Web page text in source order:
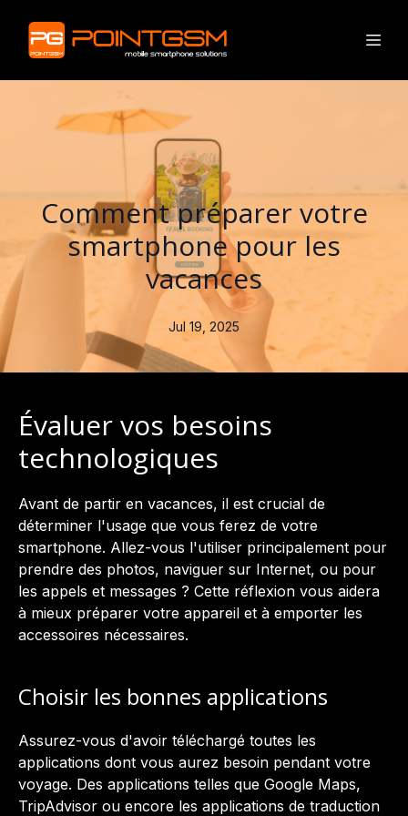
Comment préparer votre
smartphone pour les
vacances
Jul 19, 2025
Évaluer vos besoins
technologiques
Avant de partir en vacances, il est crucial de
déterminer l'usage que vous ferez de votre
smartphone. Allez-vous l'utiliser principalement pour
prendre des photos, naviguer sur Internet, ou pour
les appels et messages ? Cette réflexion vous aidera
à mieux préparer votre appareil et à emporter les
accessoires nécessaires.
Choisir les bonnes applications
Assurez-vous d'avoir téléchargé toutes les
applications dont vous aurez besoin pendant votre
voyage. Des applications telles que Google Maps,
TripAdvisor ou encore les applications de traduction